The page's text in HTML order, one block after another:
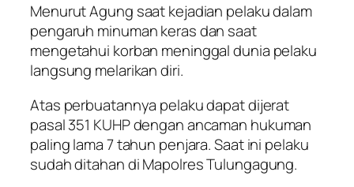
Menurut Agung saat kejadian pelaku dalam
pengaruh minuman keras dan saat
mengetahui korban meninggal dunia pelaku
langsung melarikan diri.
Atas perbuatannya pelaku dapat dijerat
pasal 351 KUHP dengan ancaman hukuman
paling lama 7 tahun penjara. Saat ini pelaku
sudah ditahan di Mapolres Tulungagung.